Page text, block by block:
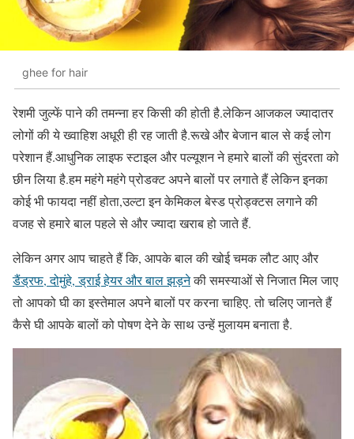
ghee for hair
रेशमी जुल्फें पाने की तमन्ना हर किसी की होती है.लेकिन आजकल ज्यादातर
लोगों की ये ख्वाहिश अधूरी ही रह जाती है.रूखे और बेजान बाल से कई लोग
परेशान हैं.आधुनिक लाइफ स्टाइल और पल्यूशन ने हमारे बालों की सुंदरता को
छीन लिया है.हम महंगे महंगे प्रोडक्ट अपने बालों पर लगाते हैं लेकिन इनका
कोई भी फायदा नहीं होता,उल्टा इन केमिकल बेस्ड प्रोड्क्टस लगाने की
वजह से हमारे बाल पहले से और ज्यादा खराब हो जाते हैं.
लेकिन अगर आप चाहते हैं कि, आपके बाल की खोई चमक लौट आए और
डैंड्रफ, दोमुंहे, ड्राई हेयर और बाल झड़नेकी समस्याओं से निजात मिल जाए
तो आपको घी का इस्तेमाल अपने बालों पर करना चाहिए. तो चलिए जानते हैं
कैसे घी आपके बालों को पोषण देने के साथ उन्हें मुलायम बनाता है.